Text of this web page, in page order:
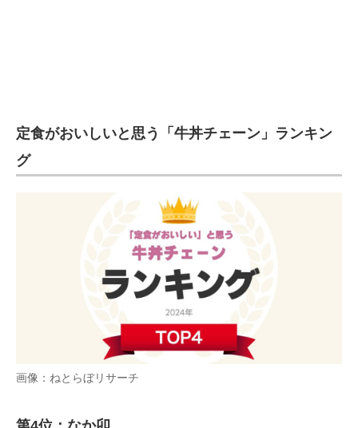
定食がおいしいと思う「牛丼チェーン」ランキン
グ
画像：ねとらぼリサーチ